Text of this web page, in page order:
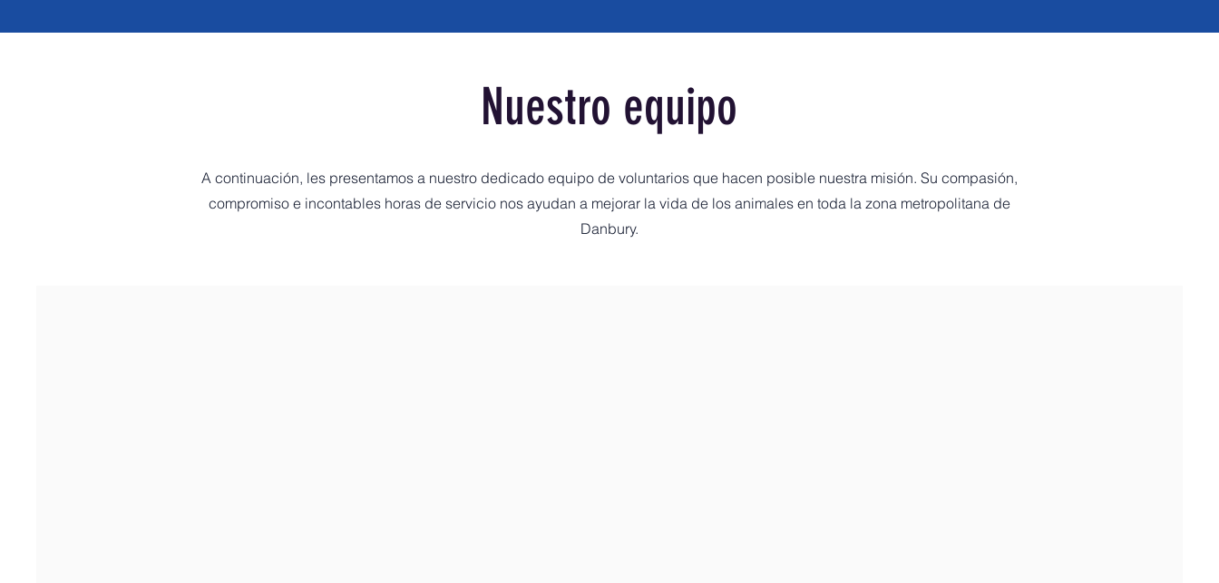
Nuestro equipo
A continuación, les presentamos a nuestro dedicado equipo de voluntarios que hacen posible nuestra misión. Su compasión,
compromiso e incontables horas de servicio nos ayudan a mejorar la vida de los animales en toda la zona metropolitana de
Danbury.